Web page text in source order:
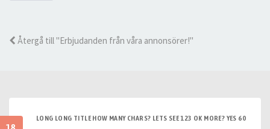
Återgå till "Erbjudanden från våra annonsörer!"
LONG LONG TITLE HOW MANY CHARS? LETS SEE 123 OK MORE? YES 60